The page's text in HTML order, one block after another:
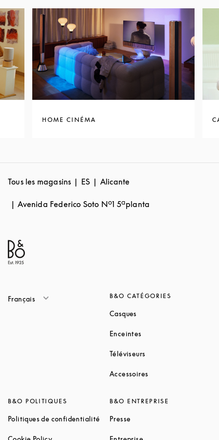
HOME CINÉMA
Tous les magasins ES Alicante
Avenida Federico Soto Nº1 5ªplanta
Français B&O CATÉGORIES
Casques
Enceintes
Téléviseurs
Accessoires
B&O POLITIQUES
Politiques de confidentialité Link Opens in New Tab
Link Opens in New Tab
B&O ENTREPRISE
Presse